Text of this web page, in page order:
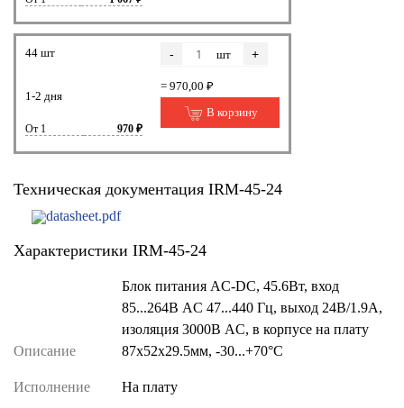
44 шт
1-2 дня
От 1 970 ₽
- шт +
= 970,00 ₽
В корзину
Техническая документация IRM-45-24
datasheet.pdf
Характеристики IRM-45-24
Описание
Блок питания AC-DC, 45.6Вт, вход
85...264В AC 47...440 Гц, выход 24В/1.9А,
изоляция 3000В AC, в корпусе на плату
87x52x29.5мм, -30...+70°C
Исполнение На плату